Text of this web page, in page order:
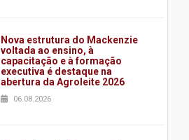
Nova estrutura do Mackenzie
voltada ao ensino, à
capacitação e à formação
executiva é destaque na
abertura da Agroleite 2026
06.08.2026